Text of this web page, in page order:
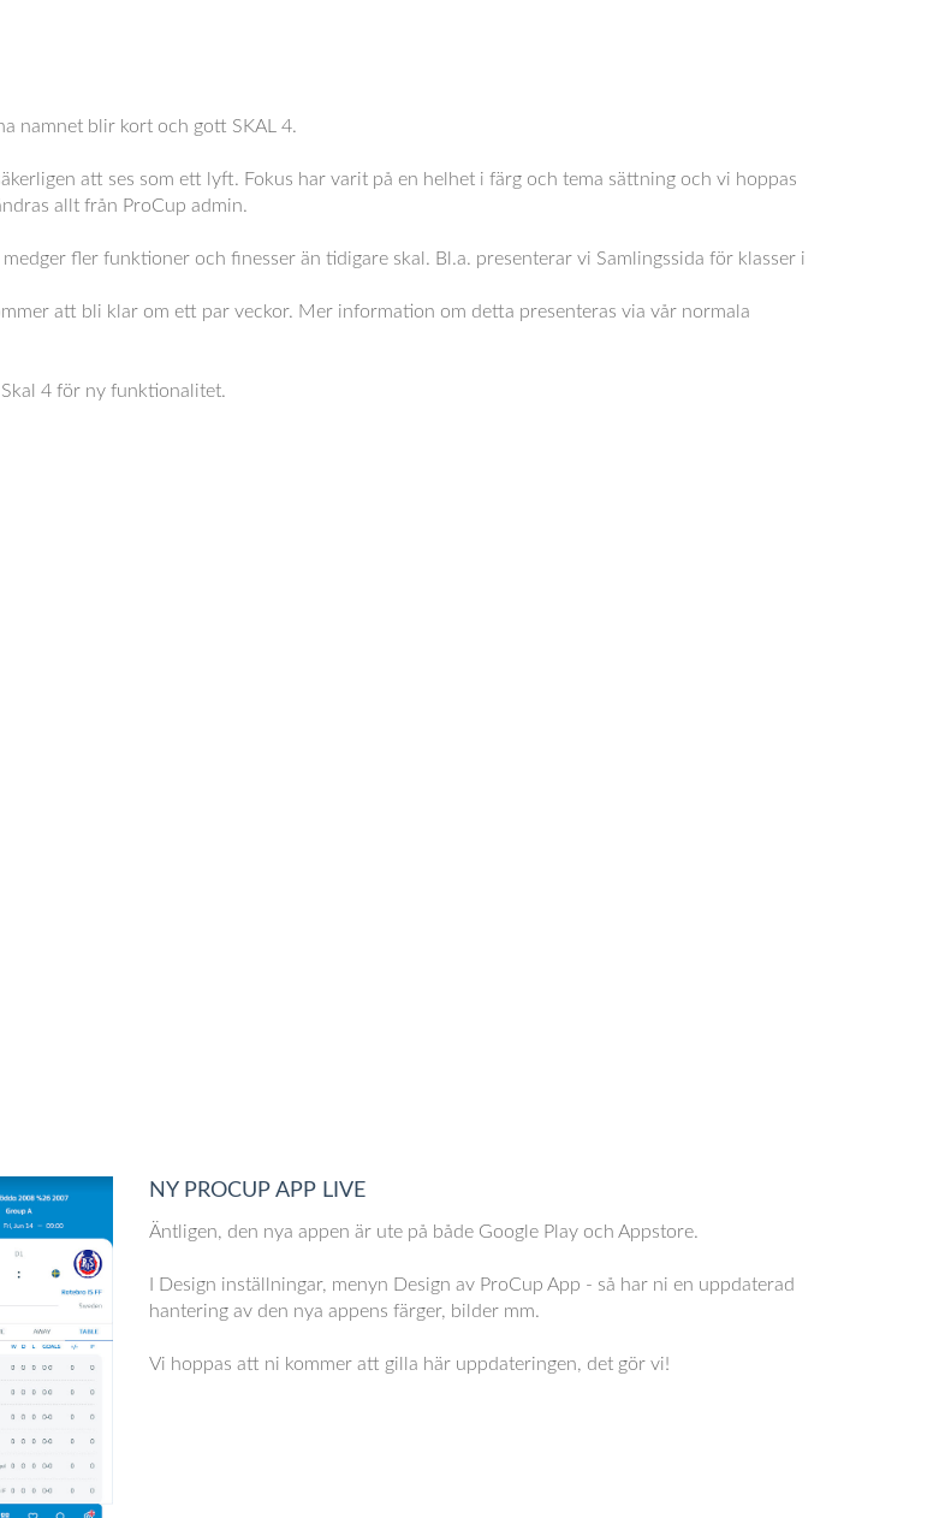
namnet blir kort och gott SKAL 4.
att ses som ett lyft. Fokus har varit på en helhet i färg och tema sättning och vi hoppas
allt från ProCup admin.
fler funktioner och finesser än tidigare skal. Bl.a. presenterar vi Samlingssida för klasser i
att bli klar om ett par veckor. Mer information om detta presenteras via vår normala
4 för ny funktionalitet.
NY PROCUP APP LIVE
Äntligen, den nya appen är ute på både Google Play och Appstore.
I Design inställningar, menyn Design av ProCup App - så har ni en uppdaterad
hantering av den nya appens färger, bilder mm.
Vi hoppas att ni kommer att gilla här uppdateringen, det gör vi!